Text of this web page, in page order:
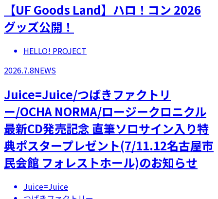
【UF Goods Land】ハロ！コン 2026
グッズ公開！
HELLO! PROJECT
2026.7.8NEWS
Juice=Juice/つばきファクトリ
ー/OCHA NORMA/ロージークロニクル
最新CD発売記念 直筆ソロサイン入り特
典ポスタープレゼント(7/11.12名古屋市
民会館 フォレストホール)のお知らせ
Juice=Juice